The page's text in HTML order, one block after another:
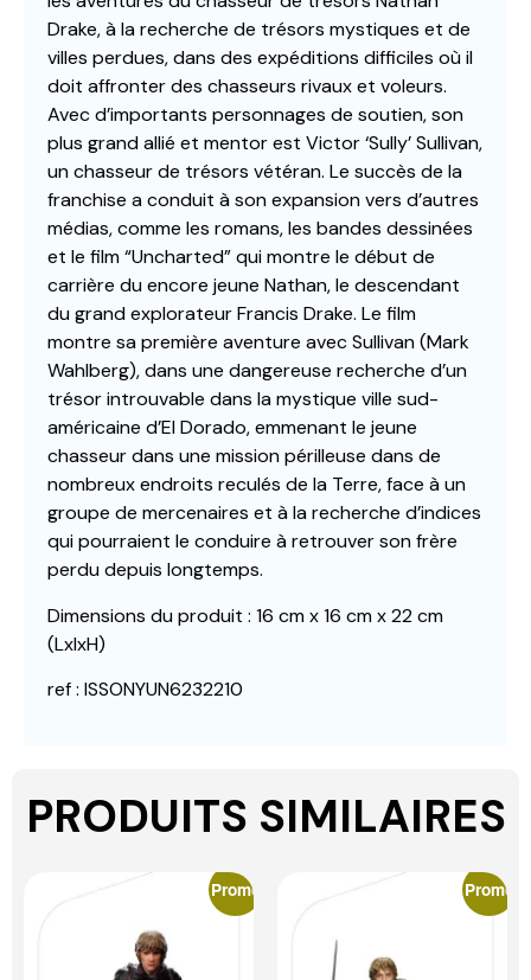
Drake, à la recherche de trésors mystiques et de
villes perdues, dans des expéditions difficiles où il
doit affronter des chasseurs rivaux et voleurs.
Avec d’importants personnages de soutien, son
plus grand allié et mentor est Victor ‘Sully’ Sullivan,
un chasseur de trésors vétéran. Le succès de la
franchise a conduit à son expansion vers d’autres
médias, comme les romans, les bandes dessinées
et le film “Uncharted” qui montre le début de
carrière du encore jeune Nathan, le descendant
du grand explorateur Francis Drake. Le film
montre sa première aventure avec Sullivan (Mark
Wahlberg), dans une dangereuse recherche d’un
trésor introuvable dans la mystique ville sud-
américaine d’El Dorado, emmenant le jeune
chasseur dans une mission périlleuse dans de
nombreux endroits reculés de la Terre, face à un
groupe de mercenaires et à la recherche d’indices
qui pourraient le conduire à retrouver son frère
perdu depuis longtemps.
Dimensions du produit : 16 cm x 16 cm x 22 cm
(LxlxH)
ref : ISSONYUN6232210
PRODUITS SIMILAIRES
Promo Promo